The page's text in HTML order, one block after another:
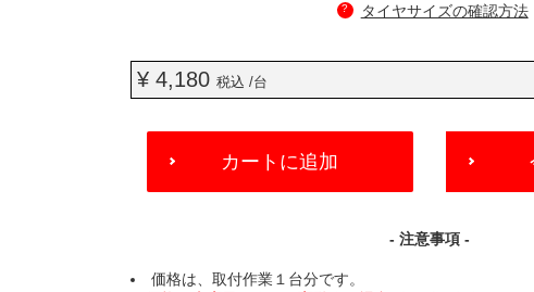
? タイヤサイズの確認方法
¥ 4,180税込 /台
ADD
CART
カートに追加
- 注意事項 -
価格は、取付作業１台分です。